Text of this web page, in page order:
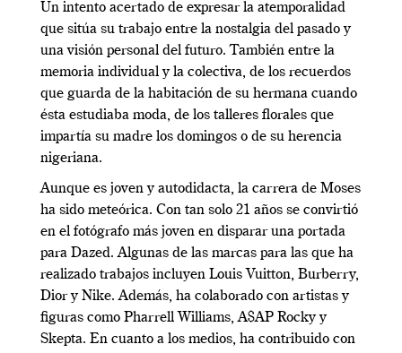
Un intento acertado de expresar la atemporalidad
que sitúa su trabajo entre la nostalgia del pasado y
una visión personal del futuro. También entre la
memoria individual y la colectiva, de los recuerdos
que guarda de la habitación de su hermana cuando
ésta estudiaba moda, de los talleres florales que
impartía su madre los domingos o de su herencia
nigeriana.
Aunque es joven y autodidacta, la carrera de Moses
ha sido meteórica. Con tan solo 21 años se convirtió
en el fotógrafo más joven en disparar una portada
para Dazed. Algunas de las marcas para las que ha
realizado trabajos incluyen Louis Vuitton, Burberry,
Dior y Nike. Además, ha colaborado con artistas y
figuras como Pharrell Williams, A$AP Rocky y
Skepta. En cuanto a los medios, ha contribuido con